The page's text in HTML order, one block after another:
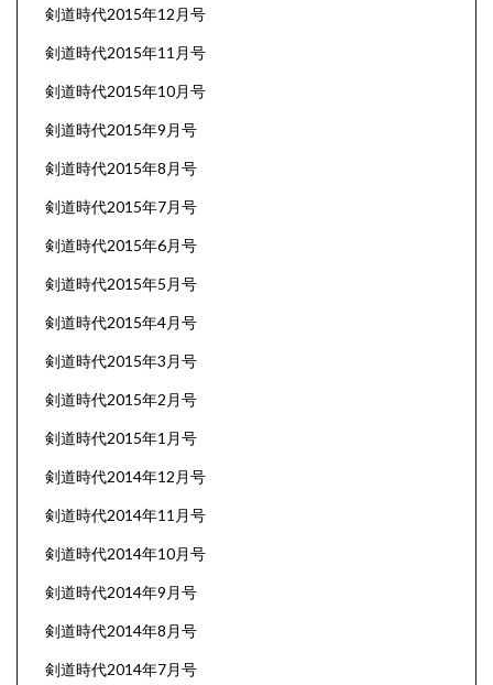
剣道時代2015年12月号
剣道時代2015年11月号
剣道時代2015年10月号
剣道時代2015年9月号
剣道時代2015年8月号
剣道時代2015年7月号
剣道時代2015年6月号
剣道時代2015年5月号
剣道時代2015年4月号
剣道時代2015年3月号
剣道時代2015年2月号
剣道時代2015年1月号
剣道時代2014年12月号
剣道時代2014年11月号
剣道時代2014年10月号
剣道時代2014年9月号
剣道時代2014年8月号
剣道時代2014年7月号